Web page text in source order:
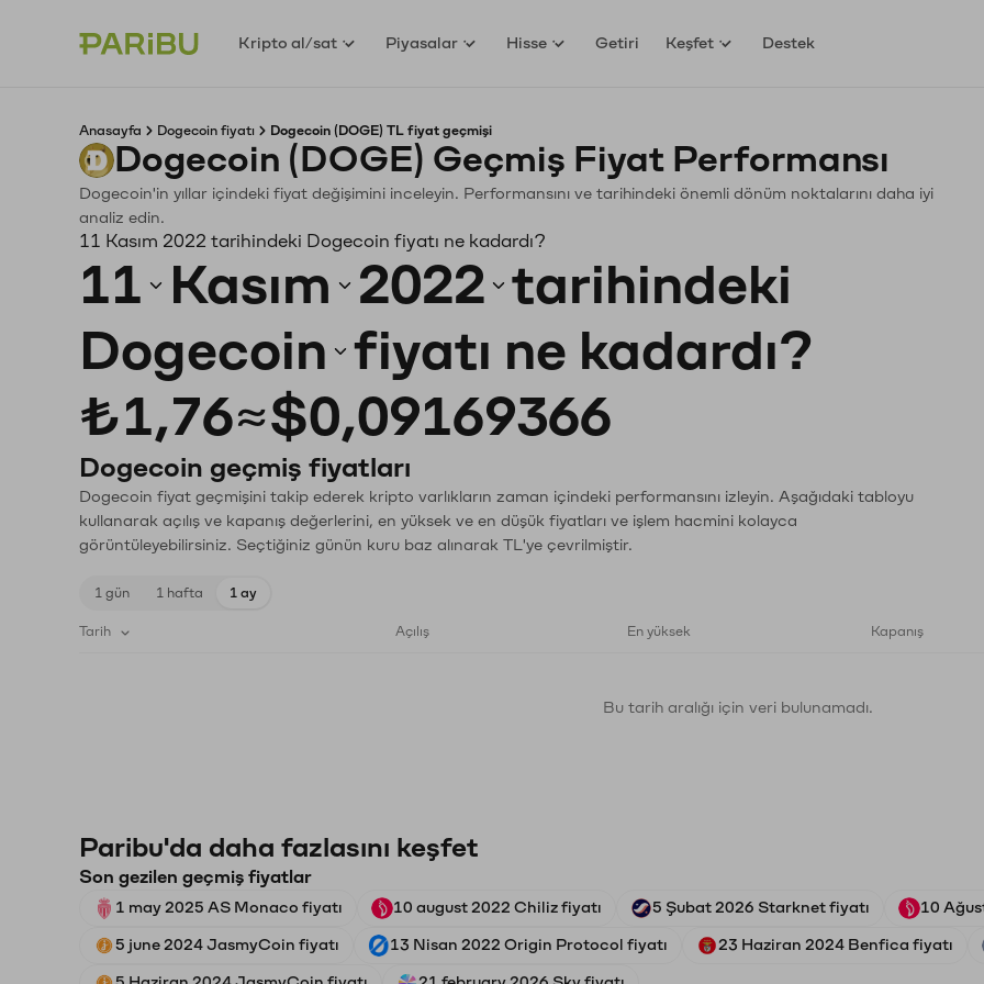
Kripto al/sat Piyasalar Hisse Getiri Keşfet Destek
Anasayfa Dogecoin fiyatı Dogecoin (DOGE) TL fiyat geçmişi
Dogecoin (DOGE) Geçmiş Fiyat Performansı
Dogecoin'in yıllar içindeki fiyat değişimini inceleyin. Performansını ve tarihindeki önemli dönüm noktalarını daha iyi
analiz edin.
11 Kasım 2022 tarihindeki Dogecoin fiyatı ne kadardı?
11 Kasım 2022 tarihindeki
Dogecoin fiyatı ne kadardı?
₺1,76≈$0,09169366
Dogecoin geçmiş fiyatları
Dogecoin fiyat geçmişini takip ederek kripto varlıkların zaman içindeki performansını izleyin. Aşağıdaki tabloyu
kullanarak açılış ve kapanış değerlerini, en yüksek ve en düşük fiyatları ve işlem hacmini kolayca
görüntüleyebilirsiniz. Seçtiğiniz günün kuru baz alınarak TL'ye çevrilmiştir.
1 gün 1 hafta 1 ay
Tarih Açılış En yüksek Kapanış
Bu tarih aralığı için veri bulunamadı.
Paribu'da daha fazlasını keşfet
Son gezilen geçmiş fiyatlar
1 may 2025 AS Monaco fiyatı 10 august 2022 Chiliz fiyatı 5 Şubat 2026 Starknet fiyatı 10
5 june 2024 JasmyCoin fiyatı 13 Nisan 2022 Origin Protocol fiyatı 23 Haziran 2024 Benfica fiyatı